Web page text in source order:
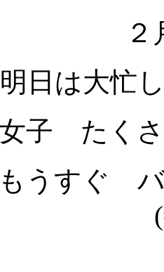
日は大忙
子 たく
うすぐ バ